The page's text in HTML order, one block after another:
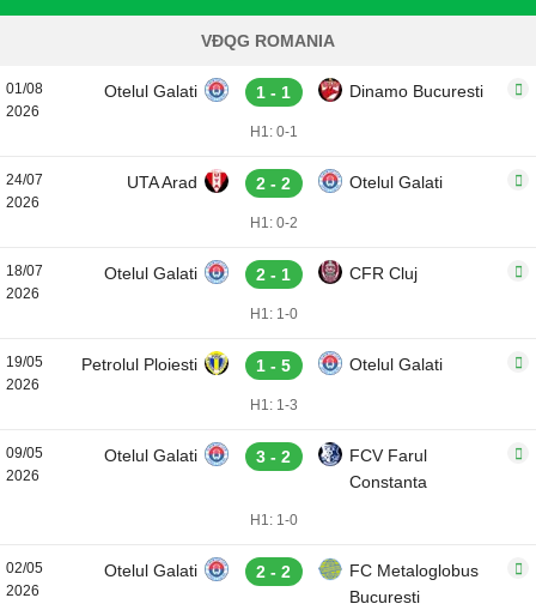
VĐQG ROMANIA
01/08
2026
Otelul Galati 1 - 1 Dinamo Bucuresti
H1: 0-1
24/07
2026
UTA Arad 2 - 2 Otelul Galati
H1: 0-2
18/07
2026
Otelul Galati 2 - 1 CFR Cluj
H1: 1-0
19/05
2026
Petrolul Ploiesti 1 - 5 Otelul Galati
H1: 1-3
09/05
2026
Otelul Galati 3 - 2
FCV Farul
Constanta
H1: 1-0
02/05
2026
Otelul Galati 2 - 2
FC Metaloglobus
Bucuresti